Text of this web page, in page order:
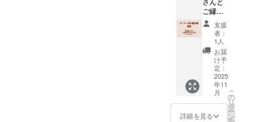
なりま
す。
ご縁の
深い詩
人たち
による
アンソ
ロジー
［テー
マ：谷
川俊太
郎］詩
集本
体 12
支援
者：
1人
お届
け予
定：
2025
年11
月
詳細を見る
こ
の
リ
タ
ー
ン